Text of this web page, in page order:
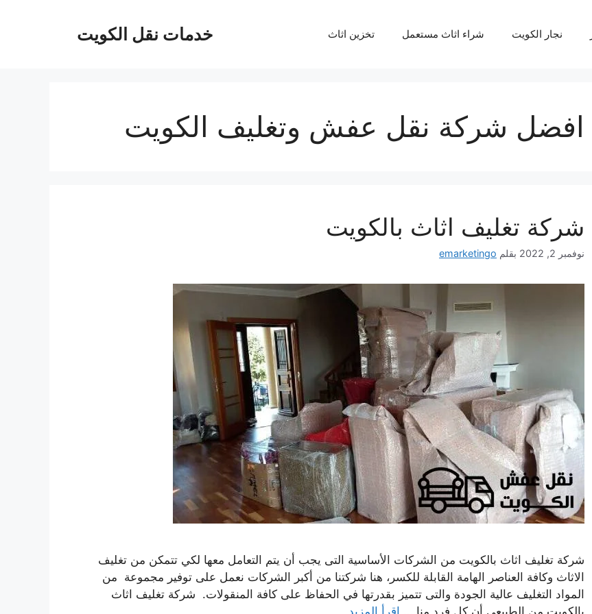
خدمات نقل الكويت نجار الكويت شراء اثاث مستعمل تخزين اثاث
افضل شركة نقل عفش وتغليف الكويت
شركة تغليف اثاث بالكويت
نوفمبر 2, 2022 بقلم emarketingo
شركة تغليف اثاث بالكويت من الشركات الأساسية التى يجب أن يتم التعامل معها لكي تتمكن من تغليف
الاثاث وكافة العناصر الهامة القابلة للكسر، هنا شركتنا من أكبر الشركات نعمل على توفير مجموعة من
المواد التغليف عالية الجودة والتى تتميز بقدرتها في الحفاظ على كافة المنقولات. شركة تغليف اثاث